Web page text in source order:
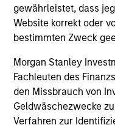
gewährleistet, dass
Website korrekt oder
bestimmten Zweck
Morgan Stanley
Fachleuten des
den Missbrauch von
Geldwäschezwecke
Verfahren zur
und der Rücknahme
berücksichtigt. Alle
stammen von Morgan
Limited („MSIM Ltd.”).
Der Wert der Anlagen
können sowohl steigen
möglich, dass Anleger
nicht in voller Höhe
Die Performance